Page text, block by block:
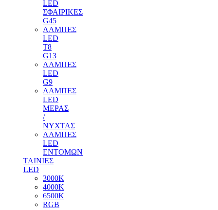
LED
ΣΦΑΙΡΙΚΕΣ
G45
ΛΑΜΠΕΣ
LED
T8
G13
ΛΑΜΠΕΣ
LED
G9
ΛΑΜΠΕΣ
LED
ΜΕΡΑΣ
/
ΝΥΧΤΑΣ
ΛΑΜΠΕΣ
LED
ΕΝΤΟΜΩΝ
ΤΑΙΝΙΕΣ
LED
3000Κ
4000Κ
6500Κ
RGB